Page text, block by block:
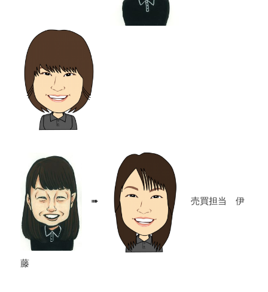
➠ 売買担当 伊
藤